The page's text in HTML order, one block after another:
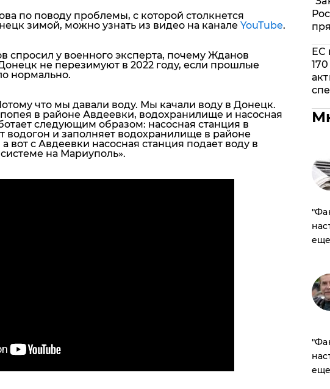
по поводу проблемы, с которой столкнется
зимой, можно узнать из видео на каналеYouTube.
спросил у военного эксперта, почему Жданов
не перезимуют в 2022 году, если прошлые
нормально.
что мы давали воду. Мы качали воду в Донецк.
в районе Авдеевки, водохранилище и насосная
следующим образом: насосная станция в
водогон и заполняет водохранилище в районе
вот с Авдеевки насосная станция подает воду в
на Мариуполь».
ЕС